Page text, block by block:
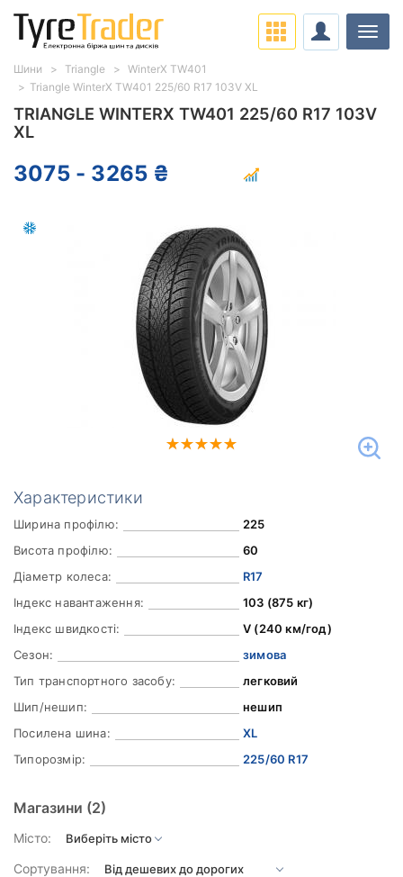
TRIANGLE WINTERX TW401 225/60 R17 103V
XL
3075 - 3265 ₴
Характеристики
Ширина профілю:
225
Висота профілю:
60
Діаметр колеса:
R17
Індекс навантаження:
103 (875 кг)
Індекс швидкості:
V (240 км/год)
Сезон:
зимова
Тип транспортного засобу:
легковий
Шип/нешип:
нешип
Посилена шина:
XL
Типорозмір:
225/60 R17
Магазини (2)
Місто:
Сортування:
Шини Triangle
WinterX TW401
Triangle WinterX TW401 225/60 R17 103V XL